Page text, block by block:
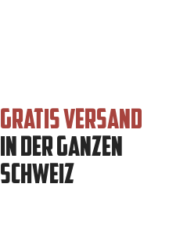
GRATIS VERSAND
IN DER GANZEN
SCHWEIZ